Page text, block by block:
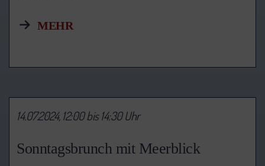
MEHR
Sonntagsbrunch mit Meerblick
14.07.2024, 12:00 bis 14:30 Uhr